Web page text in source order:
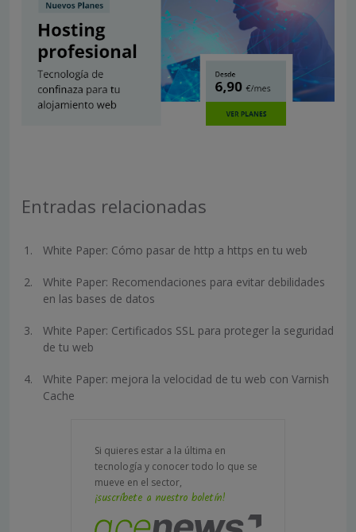
Entradas relacionadas
White Paper: Cómo pasar de http a https en tu web
White Paper: Recomendaciones para evitar debilidades
en las bases de datos
White Paper: Certificados SSL para proteger la seguridad
de tu web
White Paper: mejora la velocidad de tu web con Varnish
Cache
Si quieres estar a la última en
tecnología y conocer todo lo que se
mueve en el sector,
¡suscríbete a nuestro boletín!